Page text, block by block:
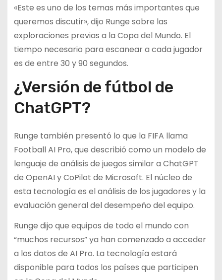
«Este es uno de los temas más importantes que
queremos discutir», dijo Runge sobre las
exploraciones previas a la Copa del Mundo. El
tiempo necesario para escanear a cada jugador
es de entre 30 y 90 segundos.
¿Versión de fútbol de
ChatGPT?
Runge también presentó lo que la FIFA llama
Football AI Pro, que describió como un modelo de
lenguaje de análisis de juegos similar a ChatGPT
de OpenAI y CoPilot de Microsoft. El núcleo de
esta tecnología es el análisis de los jugadores y la
evaluación general del desempeño del equipo.
Runge dijo que equipos de todo el mundo con
“muchos recursos” ya han comenzado a acceder
a los datos de AI Pro. La tecnología estará
disponible para todos los países que participen